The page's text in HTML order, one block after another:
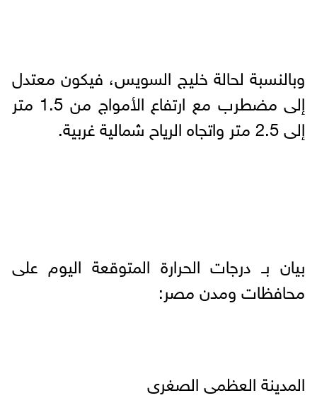
وبالنسبة لحالة خليج السويس، فيكون معتدل
إلى مضطرب مع ارتفاع الأمواج من 1.5 متر
إلى 2.5 متر واتجاه الرياح شمالية غربية.
بيان بـ درجات الحرارة المتوقعة اليوم على
محافظات ومدن مصر:
المدينة العظمى الصغرى